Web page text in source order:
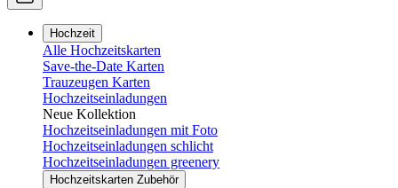
Hochzeit
Alle Hochzeitskarten
Save-the-Date Karten
Trauzeugen Karten
Hochzeitseinladungen
Neue Kollektion
Hochzeitseinladungen mit Foto
Hochzeitseinladungen schlicht
Hochzeitseinladungen greenery
Hochzeitskarten Zubehör